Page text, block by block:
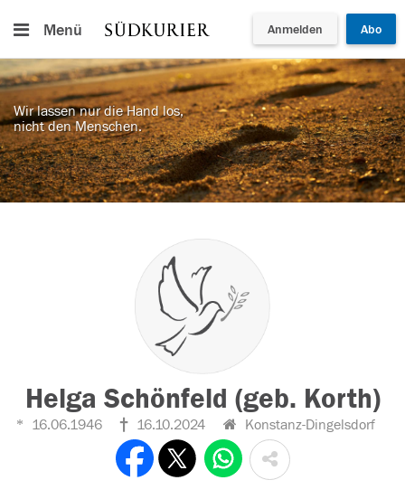
Menü Anmelden Abo
Wir lassen nur die Hand los,
nicht den Menschen.
Helga Schönfeld (geb. Korth)
16.06.1946 16.10.2024 Konstanz-Dingelsdorf